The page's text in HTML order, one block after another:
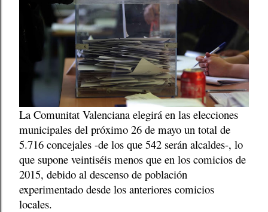
La Comunitat Valenciana elegirá en las elecciones
municipales del próximo 26 de mayo un total de
5.716 concejales -de los que 542 serán alcaldes-, lo
que supone veintiséis menos que en los comicios de
2015, debido al descenso de población
experimentado desde los anteriores comicios
locales.